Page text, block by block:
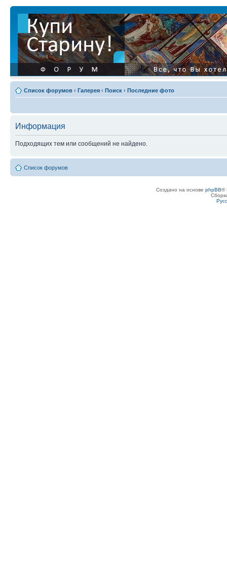
Список форумов ‹ Галерея ‹ Поиск ‹ Последние фото
Информация
Подходящих тем или сообщений не найдено.
Список форумов
Создано на основе phpBB®